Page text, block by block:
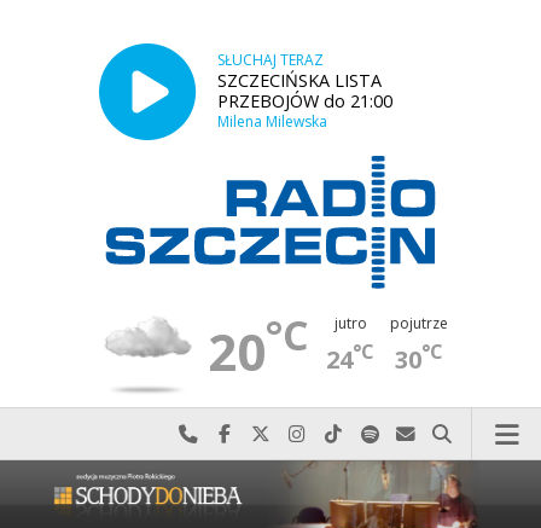
SŁUCHAJ TERAZ
SZCZECIŃSKA LISTA
PRZEBOJÓW do 21:00
Milena Milewska
20°C jutro
24°C
pojutrze
30°C
Najlepiej po prostu do nas zadzwoń
Odwiedź nas na Facebook-u
Odwiedź nas na X
Odwiedź nas na Instagram-ie
Odwiedź nas na TikTok-u
Szukaj nas na Spotify
Wyślij do nas
Szukaj